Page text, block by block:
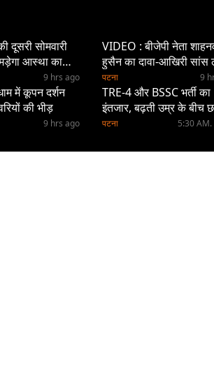
दूसरी सोमवारी
आस्था का
से अधिक
का अनुमान
9 hrs ago
में कूपन दर्शन
की भीड़
9 hrs ago
VIDEO : बीजेपी नेता
हुसैन का दावा-आखिरी सांस
है RJD, तेजस्वी को लेकर
कहा, सुनिए
पटना 9
TRE-4 और BSSC भर्ती का
इंतजार, बढ़ती उम्र के बीच
का सवाल- आखिर कब आएगी
पटना 5:30